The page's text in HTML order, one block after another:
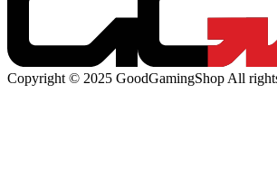
Copyright © 2025 GoodGamingShop All